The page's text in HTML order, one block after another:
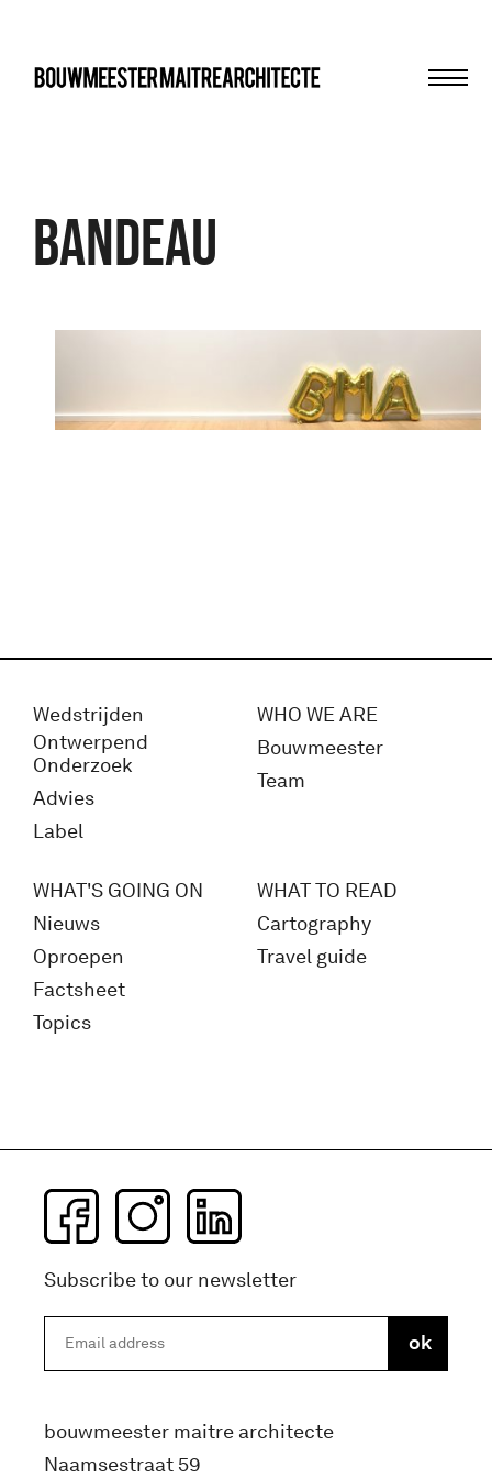
Bandeau
Wedstrijden
Ontwerpend
Onderzoek
Advies
Label
WHO WE ARE
Bouwmeester
Team
WHAT'S GOING ON
Nieuws
Oproepen
Factsheet
Topics
WHAT TO READ
Cartography
Travel guide
Subscribe to our newsletter
bouwmeester maitre architecte
Naamsestraat 59